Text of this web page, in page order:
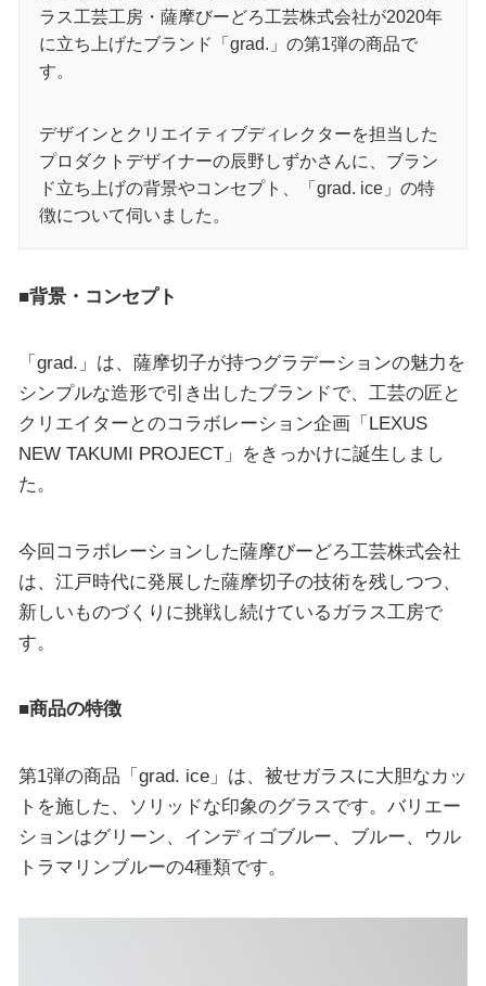
ラス工芸工房・薩摩びーどろ工芸株式会社が2020年
に立ち上げたブランド「grad.」の第1弾の商品で
す。
デザインとクリエイティブディレクターを担当した
プロダクトデザイナーの辰野しずかさんに、ブラン
ド立ち上げの背景やコンセプト、「grad. ice」の特
徴について伺いました。
■背景・コンセプト
「grad.」は、薩摩切子が持つグラデーションの魅力を
シンプルな造形で引き出したブランドで、工芸の匠と
クリエイターとのコラボレーション企画「LEXUS
NEW TAKUMI PROJECT」をきっかけに誕生しまし
た。
今回コラボレーションした薩摩びーどろ工芸株式会社
は、江戸時代に発展した薩摩切子の技術を残しつつ、
新しいものづくりに挑戦し続けているガラス工房で
す。
■商品の特徴
第1弾の商品「grad. ice」は、被せガラスに大胆なカッ
トを施した、ソリッドな印象のグラスです。バリエー
ションはグリーン、インディゴブルー、ブルー、ウル
トラマリンブルーの4種類です。